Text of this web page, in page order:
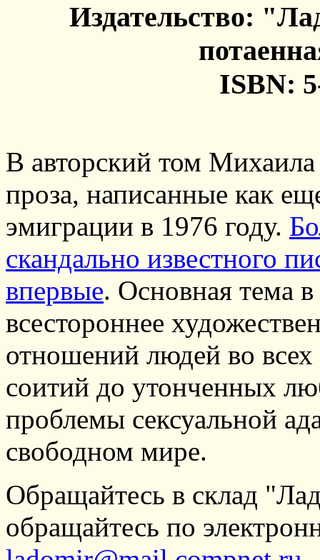
Издательство:
ISBN:
В авторский том
проза, написанные как
эмиграции в 1976 году.
скандально известного
впервые. Основная тема
всестороннее
отношений людей во
соитий до утонченных
проблемы сексуальной
свободном мире.
Обращайтесь в склад
обращайтесь по